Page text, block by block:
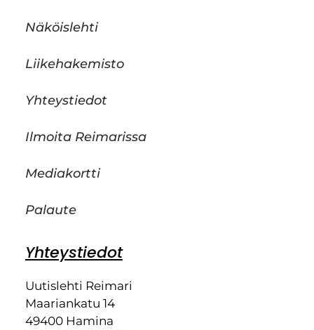
Näköislehti
Liikehakemisto
Yhteystiedot
Ilmoita Reimarissa
Mediakortti
Palaute
Yhteystiedot
Uutislehti Reimari
Maariankatu 14
49400 Hamina